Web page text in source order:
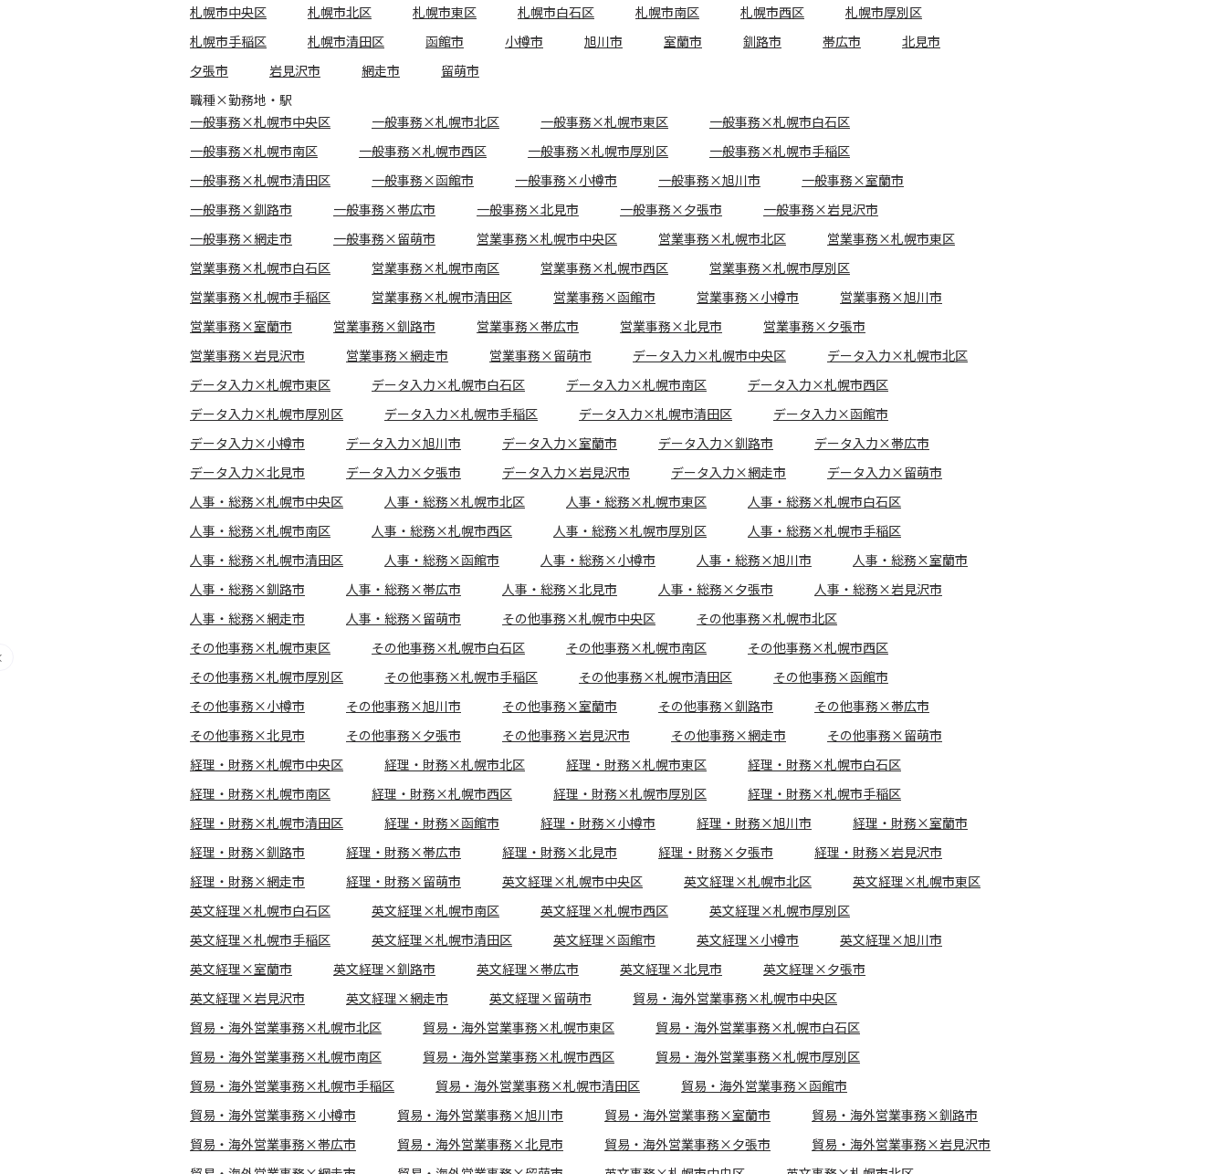
札幌市中央区
札幌市北区 札幌市東区 札幌市白石区 札幌市南区 札幌市西区
札幌市厚別区
札幌市手稲区
札幌市清田区 函館市 小樽市 旭川市 室蘭市 釧路市 帯広市
北見市
夕張市
岩見沢市 網走市
留萌市
職種×勤務地・駅
一般事務×札幌市中央区
一般事務×札幌市北区 一般事務×札幌市東区
一般事務×札幌市白石区
一般事務×札幌市南区
一般事務×札幌市西区 一般事務×札幌市厚別区
一般事務×札幌市手稲区
一般事務×札幌市清田区
一般事務×函館市 一般事務×小樽市 一般事務×旭川市
一般事務×室蘭市
一般事務×釧路市
一般事務×帯広市 一般事務×北見市 一般事務×夕張市
一般事務×岩見沢市
一般事務×網走市
一般事務×留萌市 営業事務×札幌市中央区 営業事務×札幌市北区
営業事務×札幌市東区
営業事務×札幌市白石区
営業事務×札幌市南区 営業事務×札幌市西区
営業事務×札幌市厚別区
営業事務×札幌市手稲区
営業事務×札幌市清田区 営業事務×函館市 営業事務×小樽市
営業事務×旭川市
営業事務×室蘭市
営業事務×釧路市 営業事務×帯広市 営業事務×北見市
営業事務×夕張市
営業事務×岩見沢市
営業事務×網走市 営業事務×留萌市 データ入力×札幌市中央区
データ入力×札幌市北区
データ入力×札幌市東区
データ入力×札幌市白石区 データ入力×札幌市南区
データ入力×札幌市西区
データ入力×札幌市厚別区
データ入力×札幌市手稲区 データ入力×札幌市清田区
データ入力×函館市
データ入力×小樽市
データ入力×旭川市 データ入力×室蘭市 データ入力×釧路市
データ入力×帯広市
データ入力×北見市
データ入力×夕張市 データ入力×岩見沢市 データ入力×網走市
データ入力×留萌市
人事・総務×札幌市中央区
人事・総務×札幌市北区 人事・総務×札幌市東区
人事・総務×札幌市白石区
人事・総務×札幌市南区
人事・総務×札幌市西区 人事・総務×札幌市厚別区
人事・総務×札幌市手稲区
人事・総務×札幌市清田区
人事・総務×函館市 人事・総務×小樽市 人事・総務×旭川市
人事・総務×室蘭市
人事・総務×釧路市
人事・総務×帯広市 人事・総務×北見市 人事・総務×夕張市
人事・総務×岩見沢市
人事・総務×網走市
人事・総務×留萌市 その他事務×札幌市中央区
その他事務×札幌市北区
その他事務×札幌市東区
その他事務×札幌市白石区 その他事務×札幌市南区
その他事務×札幌市西区
その他事務×札幌市厚別区
その他事務×札幌市手稲区 その他事務×札幌市清田区
その他事務×函館市
その他事務×小樽市
その他事務×旭川市 その他事務×室蘭市 その他事務×釧路市
その他事務×帯広市
その他事務×北見市
その他事務×夕張市 その他事務×岩見沢市 その他事務×網走市
その他事務×留萌市
経理・財務×札幌市中央区
経理・財務×札幌市北区 経理・財務×札幌市東区
経理・財務×札幌市白石区
経理・財務×札幌市南区
経理・財務×札幌市西区 経理・財務×札幌市厚別区
経理・財務×札幌市手稲区
経理・財務×札幌市清田区
経理・財務×函館市 経理・財務×小樽市 経理・財務×旭川市
経理・財務×室蘭市
経理・財務×釧路市
経理・財務×帯広市 経理・財務×北見市 経理・財務×夕張市
経理・財務×岩見沢市
経理・財務×網走市
経理・財務×留萌市 英文経理×札幌市中央区 英文経理×札幌市北区
英文経理×札幌市東区
英文経理×札幌市白石区
英文経理×札幌市南区 英文経理×札幌市西区
英文経理×札幌市厚別区
英文経理×札幌市手稲区
英文経理×札幌市清田区 英文経理×函館市 英文経理×小樽市
英文経理×旭川市
英文経理×室蘭市
英文経理×釧路市 英文経理×帯広市 英文経理×北見市
英文経理×夕張市
英文経理×岩見沢市
英文経理×網走市 英文経理×留萌市
貿易・海外営業事務×札幌市中央区
貿易・海外営業事務×札幌市北区
貿易・海外営業事務×札幌市東区
貿易・海外営業事務×札幌市白石区
貿易・海外営業事務×札幌市南区
貿易・海外営業事務×札幌市西区
貿易・海外営業事務×札幌市厚別区
貿易・海外営業事務×札幌市手稲区
貿易・海外営業事務×札幌市清田区
貿易・海外営業事務×函館市
貿易・海外営業事務×小樽市
貿易・海外営業事務×旭川市 貿易・海外営業事務×室蘭市
貿易・海外営業事務×釧路市
貿易・海外営業事務×帯広市
貿易・海外営業事務×北見市 貿易・海外営業事務×夕張市
貿易・海外営業事務×岩見沢市